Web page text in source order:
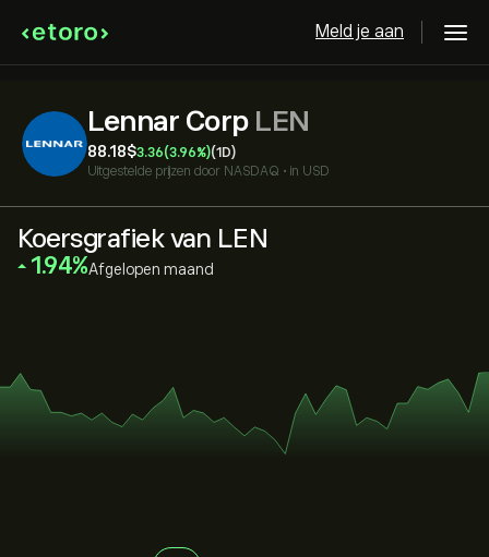
Meld je aan
Lennar Corp LEN
88.18‎$‎3.36(3.96%)(1D)
Uitgestelde prijzen door NASDAQ • in USD
Koersgrafiek van LEN
‎1.94‎ Afgelopen maand